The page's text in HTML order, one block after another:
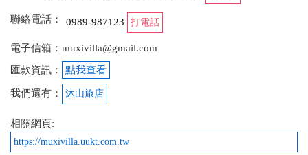
聯絡電話： 0989-987123 打電話
電子信箱：muxivilla@gmail.com
匯款資訊：
點我查看
我們還有： 沐山旅店
相關網頁:
https://muxivilla.uukt.com.tw